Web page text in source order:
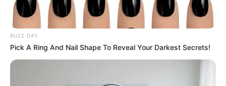
BUZZ DAY
Pick A Ring And Nail Shape To Reveal Your Darkest Secrets!